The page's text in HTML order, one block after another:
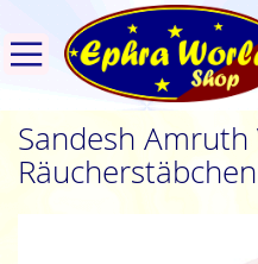
Sandesh Amruth
Räucherstäbchen